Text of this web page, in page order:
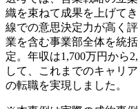
織を束ねて成果を上げて
線での意思決定力が高く
業を含む事業部全体を統
定。年収は1,700万円から
して、これまでのキャリ
の転職を実現しました。